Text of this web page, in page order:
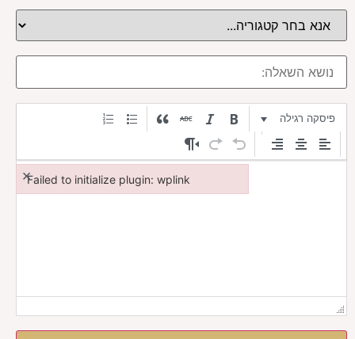
פיסקה רגילה
Failed to initialize plugin: wplink
×
Failed to initialize plugin: wplink